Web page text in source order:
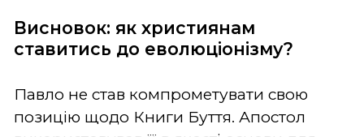
Висновок: як християнам
ставитись до еволюціонізму?
Павло не став компрометувати свою
позицію щодо Книги Буття. Апостол